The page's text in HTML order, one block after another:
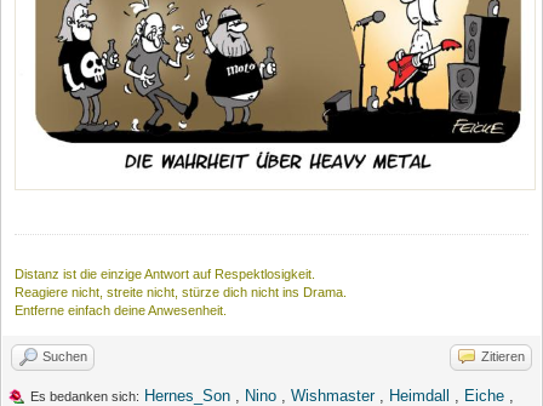
Distanz ist die einzige Antwort auf Respektlosigkeit.
Reagiere nicht, streite nicht, stürze dich nicht ins Drama.
Entferne einfach deine Anwesenheit.
Suchen Zitieren
Es bedanken sich: Hernes_Son Nino Wishmaster, Heimdall Eiche